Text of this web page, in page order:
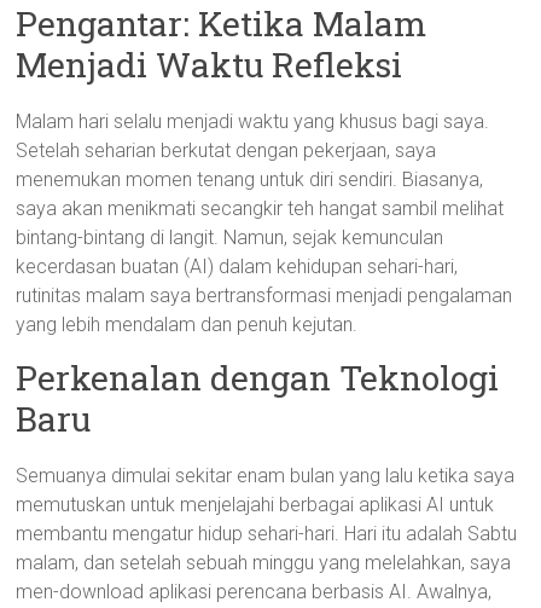
Pengantar: Ketika Malam
Menjadi Waktu Refleksi
Malam hari selalu menjadi waktu yang khusus bagi saya.
Setelah seharian berkutat dengan pekerjaan, saya
menemukan momen tenang untuk diri sendiri. Biasanya,
saya akan menikmati secangkir teh hangat sambil melihat
bintang-bintang di langit. Namun, sejak kemunculan
kecerdasan buatan (AI) dalam kehidupan sehari-hari,
rutinitas malam saya bertransformasi menjadi pengalaman
yang lebih mendalam dan penuh kejutan.
Perkenalan dengan Teknologi
Baru
Semuanya dimulai sekitar enam bulan yang lalu ketika saya
memutuskan untuk menjelajahi berbagai aplikasi AI untuk
membantu mengatur hidup sehari-hari. Hari itu adalah Sabtu
malam, dan setelah sebuah minggu yang melelahkan, saya
men-download aplikasi perencana berbasis AI. Awalnya,